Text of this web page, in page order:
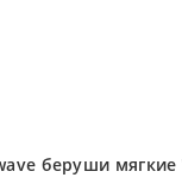
беруши мягкие